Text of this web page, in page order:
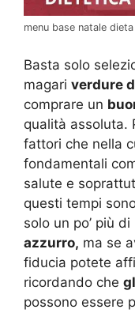
menu base natale dieta
Basta solo
magari verdure
comprare un
qualità assoluta.
fattori che nella
fondamentali
salute e
questi tempi
solo un po’ più
azzurro, ma se
fiducia potete
ricordando che
possono essere